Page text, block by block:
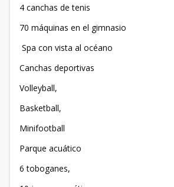
4 canchas de tenis
70 máquinas en el gimnasio
Spa con vista al océano
Canchas deportivas
Volleyball,
Basketball,
Minifootball
Parque acuático
6 toboganes,